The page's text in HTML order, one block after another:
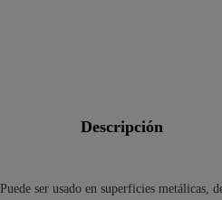
descripción
Puede ser usado en superficies metálicas,